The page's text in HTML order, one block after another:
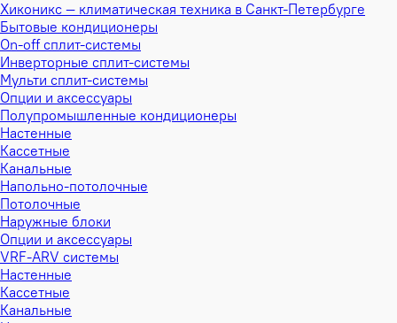
Хиконикс — климатическая техника в Санкт-Петербурге
Бытовые кондиционеры
On-off сплит-системы
Инверторные сплит-системы
Мульти сплит-системы
Опции и аксессуары
Полупромышленные кондиционеры
Настенные
Кассетные
Канальные
Напольно-потолочные
Потолочные
Наружные блоки
Опции и аксессуары
VRF-ARV системы
Настенные
Кассетные
Канальные